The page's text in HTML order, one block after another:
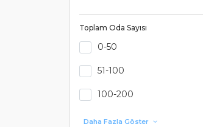
Toplam Oda Sayısı
0-50
51-100
100-200
Daha Fazla Göster